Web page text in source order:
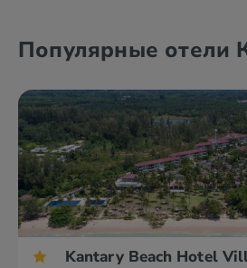
Као Лак
Популярные отели
Kantary Beach Hotel